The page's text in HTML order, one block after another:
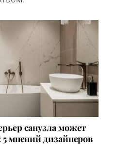
санузла может
мнений дизайнеров